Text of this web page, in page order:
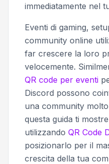
immediatamente nel
Eventi di gaming,
community online
far crescere la loro
velocemente.
QR code per eventi
Discord possono
una community
questa guida ti
utilizzando QR Code
posizionarlo per il
crescita della tua